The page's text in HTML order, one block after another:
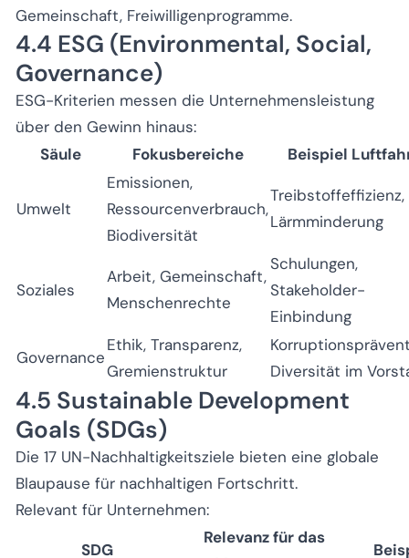
Gemeinschaft, Freiwilligenprogramme.
4.4 ESG (Environmental, Social,
Governance)
ESG-Kriterien messen die Unternehmensleistung
über den Gewinn hinaus:
Säule
Fokusbereiche Beispiel
Umwelt
Emissionen,
Ressourcenverbrauch,
Biodiversität
Treibstoffeffizienz,
Lärmminderung
Soziales
Arbeit, Gemeinschaft,
Menschenrechte
Schulungen,
Stakeholder-
Einbindung
Governance
Ethik, Transparenz,
Gremienstruktur
Diversität im
4.5 Sustainable Development
Goals (SDGs)
Die 17 UN-Nachhaltigkeitsziele bieten eine globale
Blaupause für nachhaltigen Fortschritt.
Relevant für Unternehmen:
SDG
Relevanz für das